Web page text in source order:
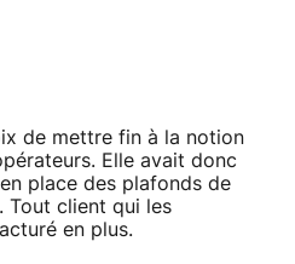
de mettre fin à la notion
Elle avait donc
place des plafonds de
Tout client qui les
en plus.